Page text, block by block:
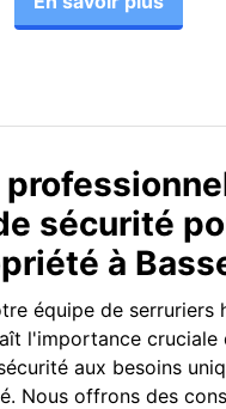
sécurité
à
équipe de serruriers
l'importance cruciale
aux besoins
Nous offrons des